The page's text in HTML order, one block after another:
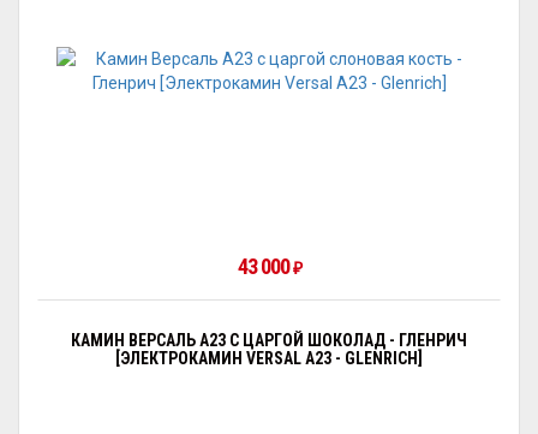
43 000₽
КАМИН ВЕРСАЛЬ A23 С ЦАРГОЙ ШОКОЛАД - ГЛЕНРИЧ
[ЭЛЕКТРОКАМИН VERSAL А23 - GLENRICH]